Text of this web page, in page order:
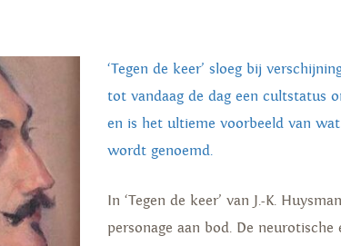
‘Tegen de keer’ sloeg bij
tot vandaag de dag een cultstatus
en is het ultieme voorbeeld van
wordt genoemd.
In ‘Tegen de keer’ van J.-K.
personage aan bod. De neurotische